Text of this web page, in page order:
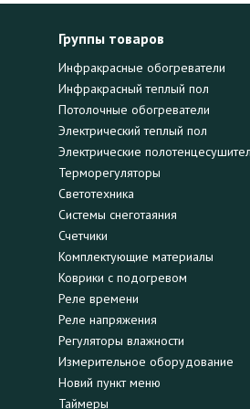
Группы товаров
Инфракрасные обогреватели
Инфракрасный теплый пол
Потолочные обогреватели
Электрический теплый пол
Электрические
Терморегуляторы
Светотехника
Системы снеготаяния
Счетчики
Комплектующие материалы
Коврики с подогревом
Реле времени
Реле напряжения
Регуляторы влажности
Измерительное оборудование
Новий пункт меню
Таймеры